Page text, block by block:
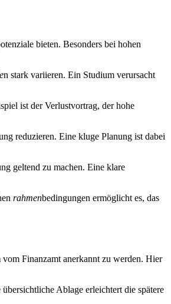
bieten. Besonders bei hohen
n stark variieren. Ein Studium verursacht
ist der Verlustvortrag, der hohe
reduzieren. Eine kluge Planung ist dabei
geltend zu machen. Eine klare
rahmenbedingungen ermöglicht es, das
Finanzamt anerkannt zu werden. Hier
übersichtliche Ablage erleichtert die spätere